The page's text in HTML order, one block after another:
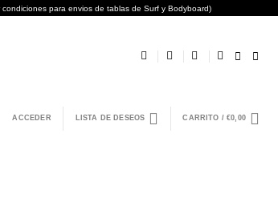
para envios de tablas de Surf y Bodyboard)
ACCEDER LISTA DE DESEOS CARRITO /€0,00